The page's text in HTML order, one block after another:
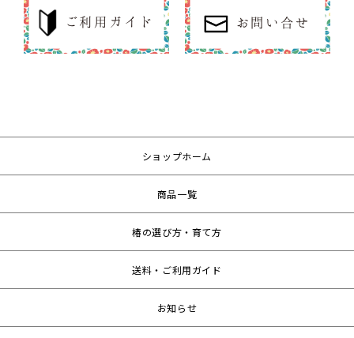
ご利用ガイド お問い合せ
ショップホーム
商品一覧
椿の選び方・育て方
送料・ご利用ガイド
お知らせ